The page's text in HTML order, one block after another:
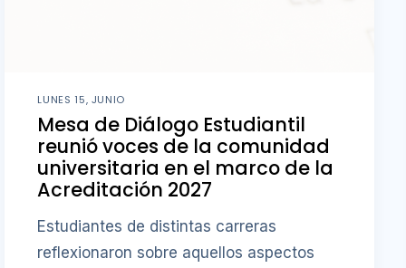
LUNES 15, JUNIO
Mesa de Diálogo Estudiantil
reunió voces de la comunidad
universitaria en el marco de la
Acreditación 2027
Estudiantes de distintas carreras
reflexionaron sobre aquellos aspectos